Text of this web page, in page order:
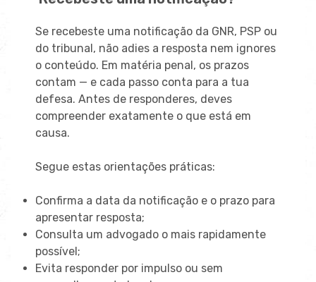
Se recebeste uma notificação da GNR, PSP ou
do tribunal, não adies a resposta nem ignores
o conteúdo. Em matéria penal, os prazos
contam — e cada passo conta para a tua
defesa. Antes de responderes, deves
compreender exatamente o que está em
causa.
Segue estas orientações práticas:
Confirma a data da notificação e o prazo para
apresentar resposta;
Consulta um advogado o mais rapidamente
possível;
Evita responder por impulso ou sem